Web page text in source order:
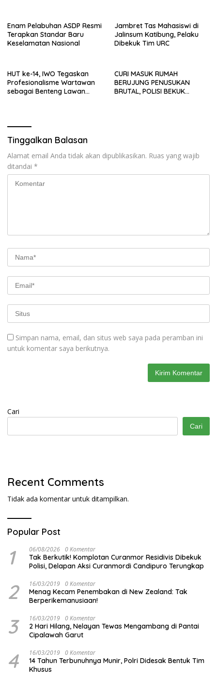
Enam Pelabuhan ASDP Resmi
Terapkan Standar Baru
Keselamatan Nasional
Jambret Tas Mahasiswi di
Jalinsum Katibung, Pelaku
Dibekuk Tim URC
HUT ke-14, IWO Tegaskan
Profesionalisme Wartawan
sebagai Benteng Lawan
CURI MASUK RUMAH
BERUJUNG PENUSUKAN
BRUTAL, POLISI BEKUK
Tinggalkan Balasan
Alamat email Anda tidak akan dipublikasikan. Ruas yang wajib
ditandai *
Simpan nama, email, dan situs web saya pada peramban ini
untuk komentar saya berikutnya.
Cari
Cari
Recent Comments
Tidak ada komentar untuk ditampilkan.
Popular Post
1 06/08/2026 0 Komentar
Tak Berkutik! Komplotan Curanmor Residivis Dibekuk
Polisi, Delapan Aksi Curanmordi Candipuro Terungkap
2 16/03/2019 0 Komentar
Menag Kecam Penembakan di New Zealand: Tak
Berperikemanusiaan!
3 16/03/2019 0 Komentar
2 Hari Hilang, Nelayan Tewas Mengambang di Pantai
Cipalawah Garut
4 16/03/2019 0 Komentar
14 Tahun Terbunuhnya Munir, Polri Didesak Bentuk Tim
Khusus